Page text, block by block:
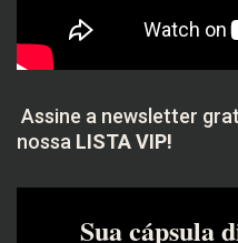
Assine a newsletter
nossa LISTA VIP!
Sua cápsula